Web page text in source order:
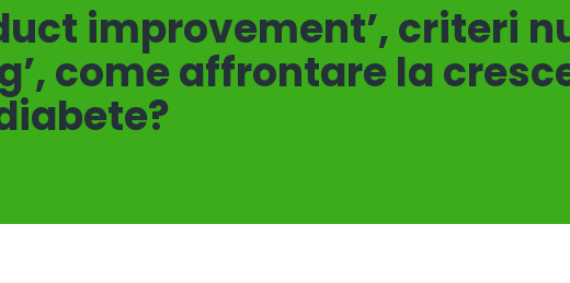
improvement’, criteri
come affrontare la